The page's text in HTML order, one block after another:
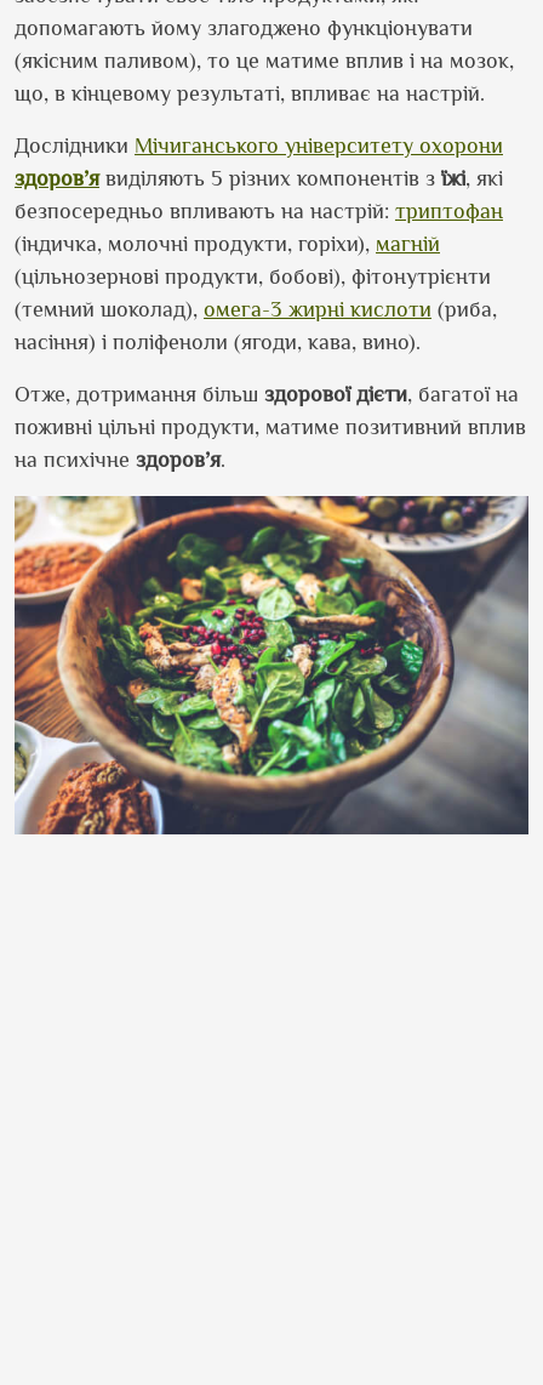
допомагають йому злагоджено функціонувати
(якісним паливом), то це матиме вплив і на мозок,
що, в кінцевому результаті, впливає на настрій.
Дослідники Мічиганського університету охорони
здоров’явиділяють 5 різних компонентів з їжі, які
безпосередньо впливають на настрій: триптофан
(індичка, молочні продукти, горіхи), магній
(цільнозернові продукти, бобові), фітонутрієнти
(темний шоколад), омега-3 жирні кислоти (риба,
насіння) і поліфеноли (ягоди, кава, вино).
Отже, дотримання більш здорової дієти, багатої на
поживні цільні продукти, матиме позитивний вплив
на психічне здоров’я.